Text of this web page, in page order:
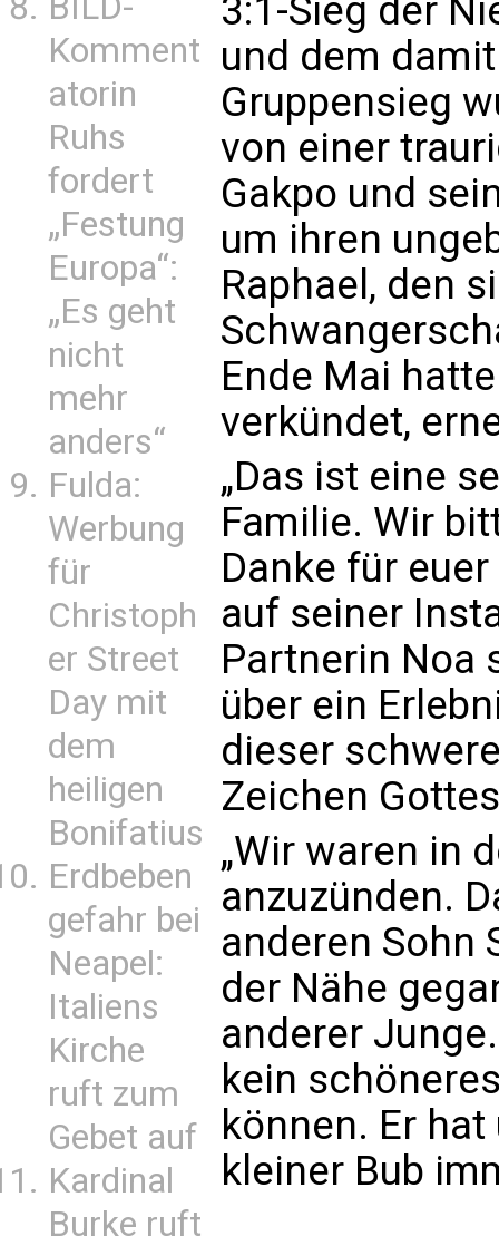
Komment
atorin
Ruhs
fordert
„Festung
Europa“:
„Es geht
nicht
mehr
anders“
Fulda:
Werbung
für
Christoph
er Street
Day mit
dem
heiligen
Bonifatius
Erdbeben
gefahr bei
Neapel:
Italiens
Kirche
ruft zum
Gebet auf
Kardinal
Burke ruft
3:1-Sieg der
und dem
Gruppensieg
von einer
Gakpo und
um ihren
Raphael, den
Ende Mai
verkündet,
„Das ist eine
Familie. Wir
Danke für
auf seiner
Partnerin Noa
über ein
dieser
Zeichen
„Wir waren in
anzuzünden.
anderen Sohn
der Nähe
anderer
kein
können. Er
kleiner Bub